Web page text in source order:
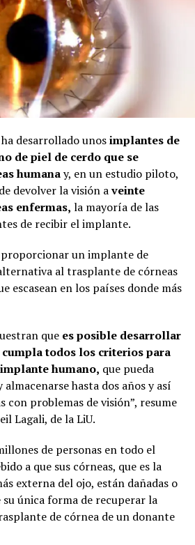
desarrollado unosimplantes de
de piel de cerdo que se
humanay, en un estudio piloto,
devolver la visión aveinte
enfermas, la mayoría de las
de recibir el implante.
un implante de
al trasplante de córneas
escasean en los países donde más
que es posible desarrollar
todos los criterios para
humano, que pueda
hasta dos años y así
con problemas de visión”, resume
Lagali, de la LiU.
de personas en todo el
a que sus córneas, que es la
externa del ojo, están dañadas o
única forma de recuperar la
de córnea de un donante